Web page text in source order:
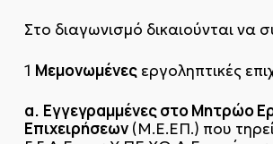
Στο διαγωνισμό δικαιούνται να
1 Μεμονωμένεςεργοληπτικές
α. Εγγεγραμμένες στο Μητρώο
Επιχειρήσεων(Μ.Ε.ΕΠ.) που